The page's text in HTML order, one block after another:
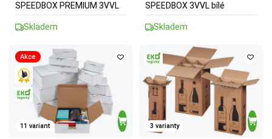
SPEEDBOX PREMIUM 3VVL
Skladem
SPEEDBOX 3VVL bílé
Skladem
Akce
11 variant 3 varianty